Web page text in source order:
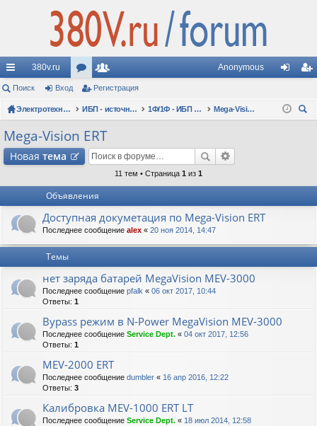
с
ы
лк
380v.ru
ор
ум
ол
ьз
ов
ат
и
Anonymous
д ис
Поиск Вход Регистрация
Электротехнические форумы ИБП - источники бесперебойного питания 1Ф/1Ф - ИБП N-POWER - однофазные 1-10 кВА - вопросы по моделям
Mega-Vision ERT
Mega-Vision ERT
Новая тема
11 тем • Страница 1 из 1
Объявления
Доступная докуметация по Mega-Vision ERT
Последнее сообщение alex « 20 ноя 2014, 14:47
Темы
нет заряда батарей MegaVision MEV-3000
Последнее сообщение pfalk « 06 окт 2017, 10:44
Ответы: 1
Bypass режим в N-Power MegaVision MEV-3000
Последнее сообщение Service Dept. « 04 окт 2017, 12:56
Ответы: 1
MEV-2000 ERT
Последнее сообщение dumbler « 16 апр 2016, 12:22
Ответы: 3
Калибровка MEV-1000 ERT LT
Последнее сообщение Service Dept. « 18 июл 2014, 12:58